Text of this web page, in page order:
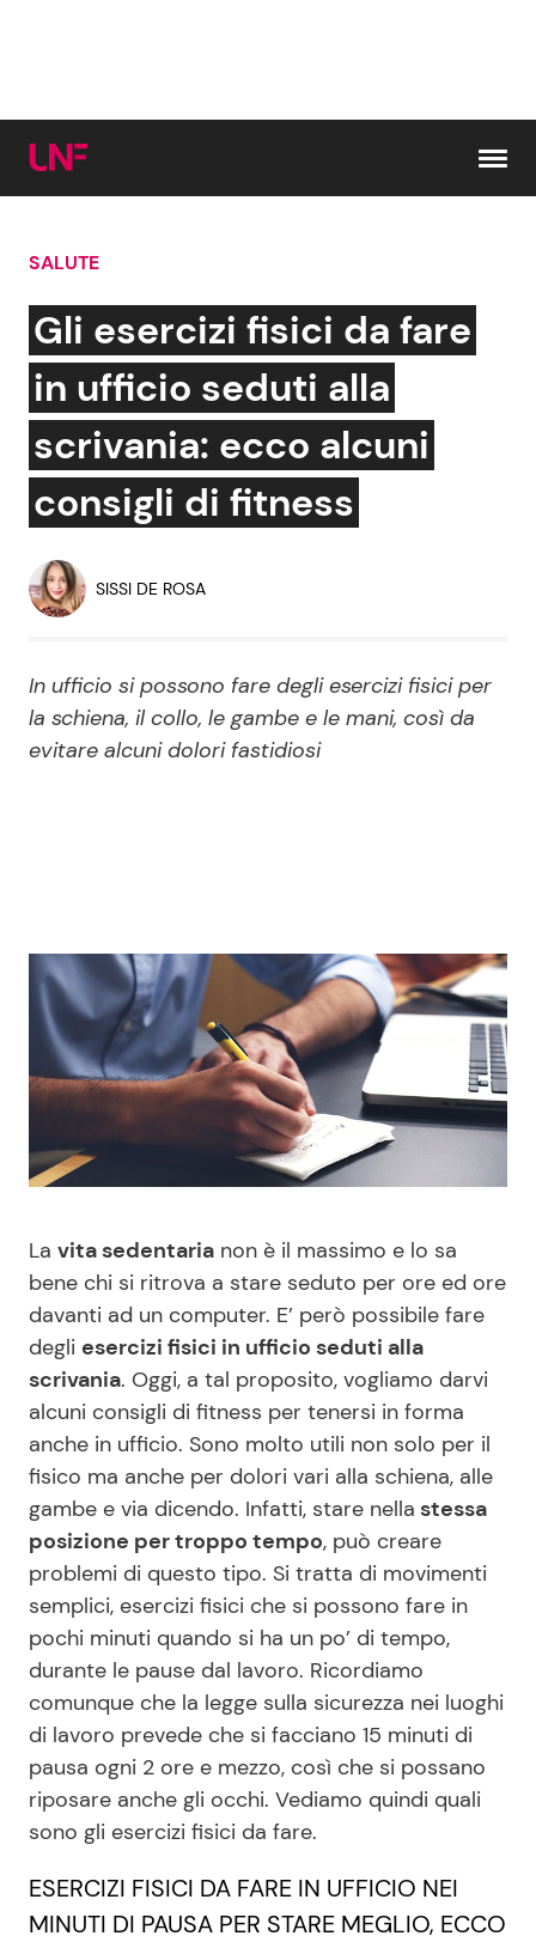
Cerca:
News e Cronaca
Attualità Italiana
Dal Mondo
Economia
Persone Scomparse
Politica
Gossip e TV
Bellezze VIP
Reality e Talent
Soap Opera
News Musica
News Spettacolo
Benessere
Casa
Moda e Style
Mondo Mamma
News benessere
Salute
Viaggi e Turismo
Festività
Cucina e Ricette
Consigli di Cucina
Dolci
Le Ricette in TV
Primi Piatti
Ricette Facili e Veloci
Ricette Feste
Ricette per Bambini
Seguici
Info
Chi siamo
Disclaimer e Privacy
SALUTE
Gli esercizi fisici da fare
in ufficio seduti alla
scrivania: ecco alcuni
consigli di fitness
SISSI DE ROSA
In ufficio si possono fare degli esercizi fisici per
la schiena, il collo, le gambe e le mani, così da
evitare alcuni dolori fastidiosi
La vita sedentaria non è il massimo e lo sa
bene chi si ritrova a stare seduto per ore ed ore
davanti ad un computer. E’ però possibile fare
degli esercizi fisici in ufficio seduti alla
scrivania. Oggi, a tal proposito, vogliamo darvi
alcuni consigli di fitness per tenersi in forma
anche in ufficio. Sono molto utili non solo per il
fisico ma anche per dolori vari alla schiena, alle
gambe e via dicendo. Infatti, stare nella stessa
posizione per troppo tempo, può creare
problemi di questo tipo. Si tratta di movimenti
semplici, esercizi fisici che si possono fare in
pochi minuti quando si ha un po’ di tempo,
durante le pause dal lavoro. Ricordiamo
comunque che la legge sulla sicurezza nei luoghi
di lavoro prevede che si facciano 15 minuti di
pausa ogni 2 ore e mezzo, così che si possano
riposare anche gli occhi. Vediamo quindi quali
sono gli esercizi fisici da fare.
ESERCIZI FISICI DA FARE IN UFFICIO NEI
MINUTI DI PAUSA PER STARE MEGLIO, ECCO